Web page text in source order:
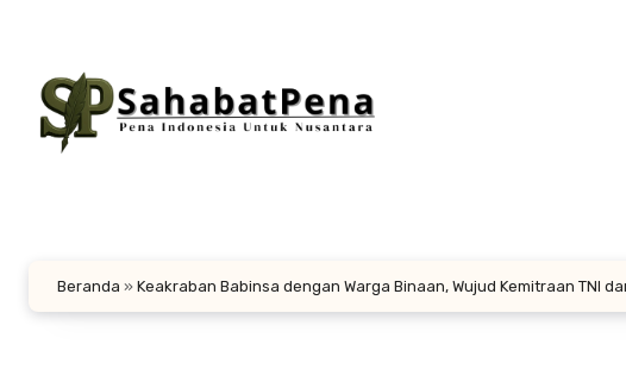
konten
Beranda » Keakraban Babinsa dengan Warga Binaan, Wujud Kemitraan TNI